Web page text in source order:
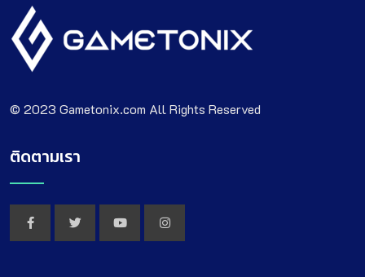
© 2023 Gametonix.com All Rights Reserved
ติดตามเรา